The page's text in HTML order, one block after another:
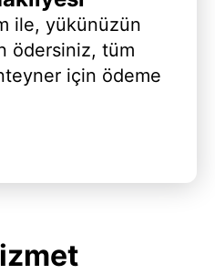
ile, yükünüzün
ödersiniz, tüm
için ödeme